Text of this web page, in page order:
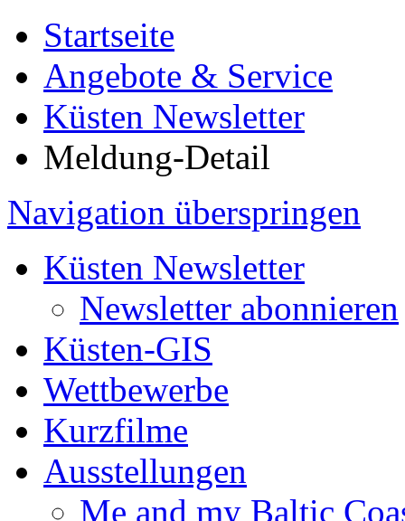
Startseite
Angebote & Service
Küsten Newsletter
Meldung-Detail
Navigation überspringen
Küsten Newsletter
Newsletter abonnieren
Küsten-GIS
Wettbewerbe
Kurzfilme
Ausstellungen
Me and my Baltic